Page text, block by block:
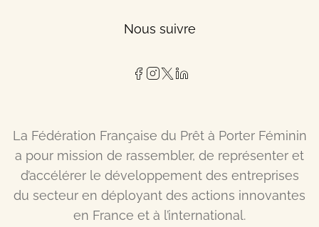
Nous suivre
La Fédération Française du Prêt à Porter Féminin
a pour mission de rassembler, de représenter et
d’accélérer le développement des entreprises
du secteur en déployant des actions innovantes
en France et à l’international.